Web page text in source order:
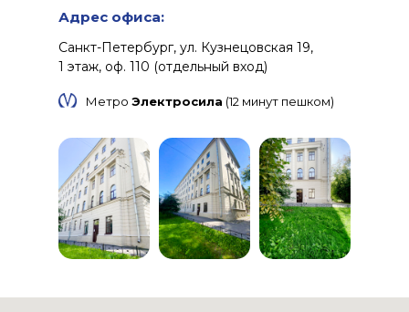
Адрес офиса:
Санкт-Петербург, ул. Кузнецовская 19,
1 этаж, оф. 110 (отдельный вход)
Метро Электросила (12 минут пешком)